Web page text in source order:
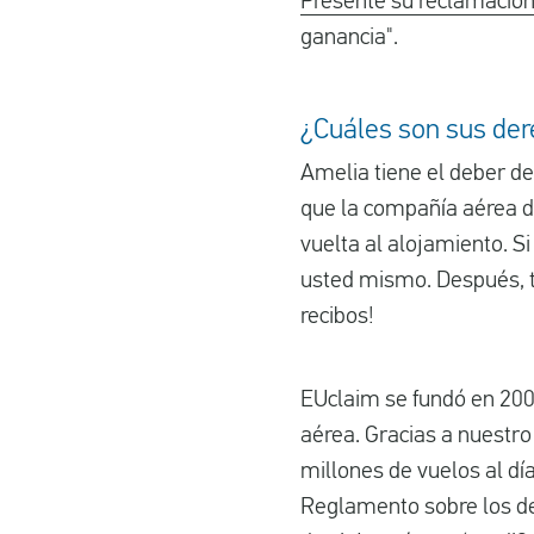
ganancia".
¿Cuáles son sus
Amelia tiene el deber
que la compañía aérea
vuelta al alojamiento.
usted mismo. Después,
recibos!
EUclaim se fundó en
aérea. Gracias a
millones de vuelos al
Reglamento sobre los